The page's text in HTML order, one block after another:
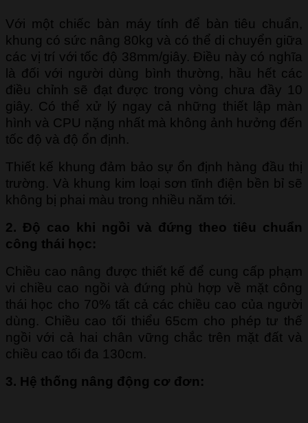
Với một chiếc bàn máy tính để bàn tiêu chuẩn,
khung có sức nâng 80kg và có thể di chuyển giữa
các vị trí với tốc độ 38mm/giây. Điều này có nghĩa
là đối với người dùng bình thường, hầu hết các
điều chỉnh sẽ đạt được trong vòng chưa đầy 10
giây. Có thể xử lý ngay cả những thiết lập màn
hình và CPU nặng nhất mà không ảnh hưởng đến
tốc độ và độ ổn định.
Thiết kế khung đảm bảo sự ổn định hàng đầu thị
trường. Và khung kim loại sơn tĩnh điện bền bỉ sẽ
không bị phai màu trong nhiều năm tới.
2. Độ cao khi ngồi và đứng theo tiêu chuẩn
công thái học:
Chiều cao nâng được thiết kế để cung cấp phạm
vi chiều cao ngồi và đứng phù hợp về mặt công
thái học cho 70% tất cả các chiều cao của người
dùng. Chiều cao tối thiểu 65cm cho phép tư thế
ngồi với cả hai chân vững chắc trên mặt đất và
chiều cao tối đa 130cm.
3. Hệ thống nâng động cơ đơn: